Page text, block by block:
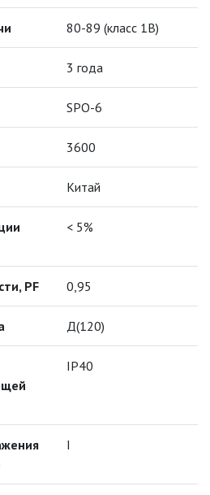
КАБЕЛЕНЕСУЩИЕ СИСТЕМЫ
КЛЕЙКИЕ ЛЕНТЫ
ЛЕНТЫ СВЕТОДИОДНЫЕ (LED
ЛЕНТЫ)
ЛИНЕЙНЫЕ СВЕТОДИОДНЫЕ
СВЕТИЛЬНИКИ
МОДУЛЬНЫЕ СИСТЕМЫ
НАСТОЛЬНЫЕ СВЕТИЛЬНИКИ
ОТВЕРТКИ
80-89 (класс 1B)
3 года
SPO-6
3600
Китай
< 5%
PF 0,95
Д(120)
IP40
I